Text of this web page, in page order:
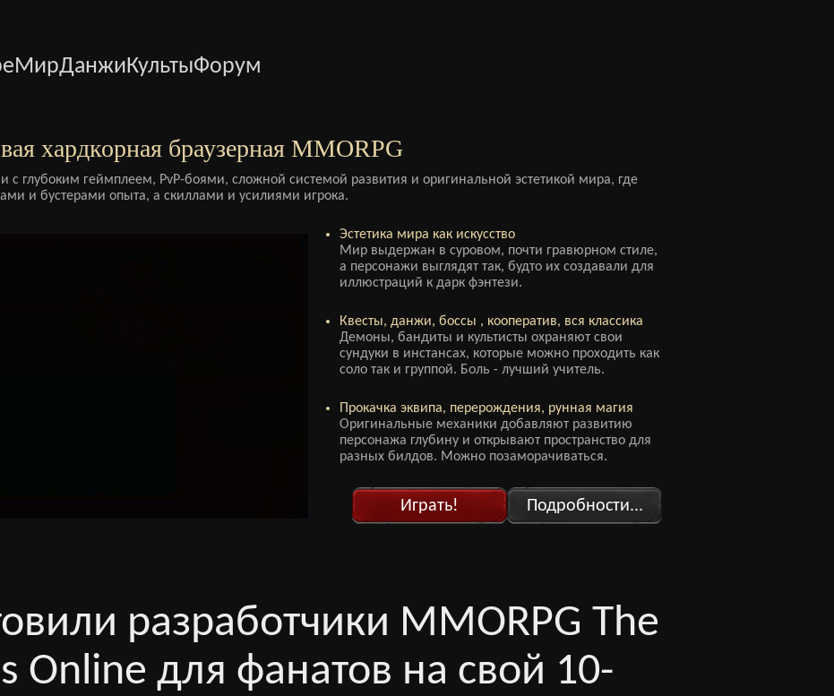
МирДанжиКультыФорум
хардкорная браузерная MMORPG
с глубоким геймплеем, PvP-боями, сложной системой развития и оригинальной эстетикой мира, где
и бустерами опыта, а скиллами и усилиями игрока.
Эстетика мира как искусство
Мир выдержан в суровом, почти гравюрном стиле,
а персонажи выглядят так, будто их создавали для
иллюстраций к дарк фэнтези.
Квесты, данжи, боссы , кооператив, вся классика
Демоны, бандиты и культисты охраняют свои
сундуки в инстансах, которые можно проходить как
соло так и группой. Боль - лучший учитель.
Прокачка эквипа, перерождения, рунная магия
Оригинальные механики добавляют развитию
персонажа глубину и открывают пространство для
разных билдов. Можно позаморачиваться.
Играть! Подробности...
разработчики MMORPG The
Online для фанатов на свой 10-